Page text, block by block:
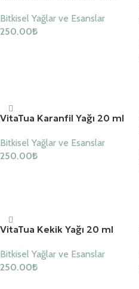
Bitkisel Yağlar ve Esanslar
250.00₺
VitaTua Karanfil Yağı 20 ml
Bitkisel Yağlar ve Esanslar
250.00₺
VitaTua Kekik Yağı 20 ml
Bitkisel Yağlar ve Esanslar
250.00₺